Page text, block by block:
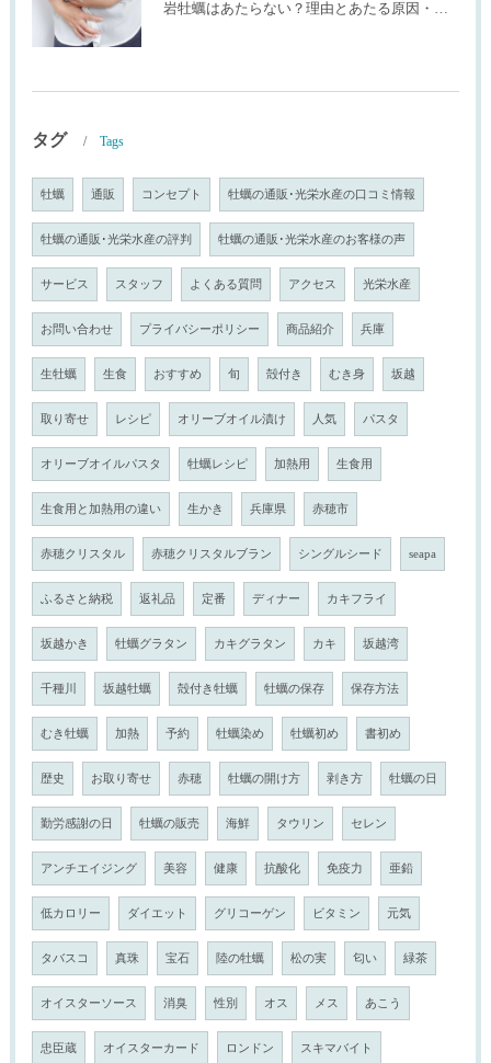
タグ Tags
牡蠣 通販 コンセプト 牡蠣の通販･光栄水産の口コミ情報
牡蠣の通販･光栄水産の評判 牡蠣の通販･光栄水産のお客様の声
サービス スタッフ よくある質問 アクセス 光栄水産
お問い合わせ プライバシーポリシー 商品紹介 兵庫
生牡蠣 生食 おすすめ 旬 殻付き むき身 坂越
取り寄せ レシピ オリーブオイル漬け 人気 パスタ
オリーブオイルパスタ 牡蠣レシピ 加熱用 生食用
生食用と加熱用の違い 生かき 兵庫県 赤穂市
赤穂クリスタル 赤穂クリスタルブラン シングルシード seapa
ふるさと納税 返礼品 定番 ディナー カキフライ
坂越かき 牡蠣グラタン カキグラタン カキ 坂越湾
千種川 坂越牡蠣 殻付き牡蠣 牡蠣の保存 保存方法
むき牡蠣 加熱 予約 牡蠣染め 牡蠣初め 書初め
歴史 お取り寄せ 赤穂 牡蠣の開け方 剥き方 牡蠣の日
勤労感謝の日 牡蠣の販売 海鮮 タウリン セレン
アンチエイジング 美容 健康 抗酸化 免疫力 亜鉛
低カロリー ダイエット グリコーゲン ビタミン 元気
タバスコ 真珠 宝石 陸の牡蠣 松の実 匂い 緑茶
オイスターソース 消臭 性別 オス メス あこう
忠臣蔵 オイスターカード ロンドン スキマバイト